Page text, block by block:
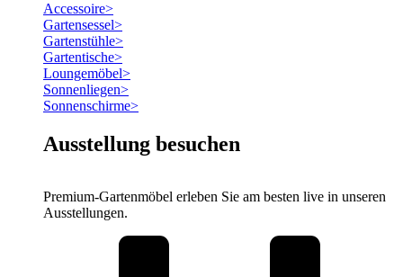
Accessoire>
Gartensessel>
Gartenstühle>
Gartentische>
Loungemöbel>
Sonnenliegen>
Sonnenschirme>
Ausstellung besuchen
Premium-Gartenmöbel erleben Sie am besten live in unseren
Ausstellungen.